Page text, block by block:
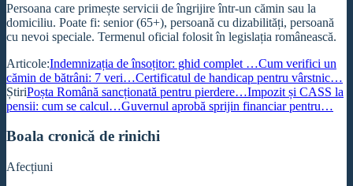
Persoana care primește servicii de îngrijire într-un cămin sau la
domiciliu. Poate fi: senior (65+), persoană cu dizabilități, persoană
cu nevoi speciale. Termenul oficial folosit în legislația românească.
Articole:Indemnizația de însoțitor: ghid complet …Cum verifici un
cămin de bătrâni: 7 veri…Certificatul de handicap pentru vârstnic…
ȘtiriPoșta Română sancționată pentru pierdere…Impozit și CASS la
pensii: cum se calcul…Guvernul aprobă sprijin financiar pentru…
Boala cronică de rinichi
Afecțiuni